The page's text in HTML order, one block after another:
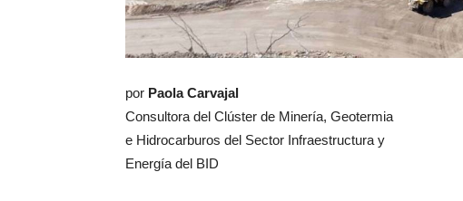
por Paola Carvajal
Consultora del Clúster de Minería, Geotermia
e Hidrocarburos del Sector Infraestructura y
Energía del BID